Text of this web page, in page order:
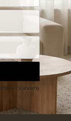
a ricevere